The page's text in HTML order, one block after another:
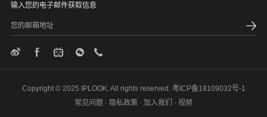
输入您的电子邮件获取信息
Copyright © 2025 IPLOOK. All rights reserved. 粤ICP备18109032号-1
常见问题 · 隐私政策 · 加入我们 · 视频